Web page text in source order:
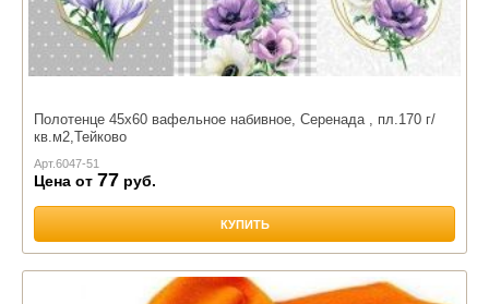
Полотенце 45х60 вафельное набивное, Серенада , пл.170 г/
кв.м2,Тейково
Арт.6047-51
Цена от 77 руб.
КУПИТЬ